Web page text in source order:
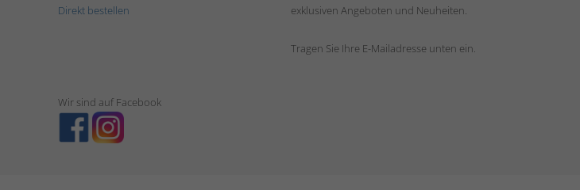
Direkt bestellen
exklusiven Angeboten und Neuheiten.
Tragen Sie Ihre E-Mailadresse unten ein.
Wir sind auf Facebook